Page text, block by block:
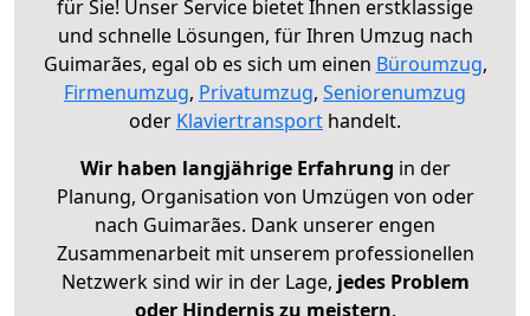
für Sie! Unser Service bietet Ihnen erstklassige
und schnelle Lösungen, für Ihren Umzug nach
Guimarães, egal ob es sich um einen Büroumzug,
Firmenumzug, Privatumzug, Seniorenumzug
oder Klaviertransport handelt.
Wir haben langjährige Erfahrung in der
Planung, Organisation von Umzügen von oder
nach Guimarães. Dank unserer engen
Zusammenarbeit mit unserem professionellen
Netzwerk sind wir in der Lage, jedes Problem
oder Hindernis zu meistern.